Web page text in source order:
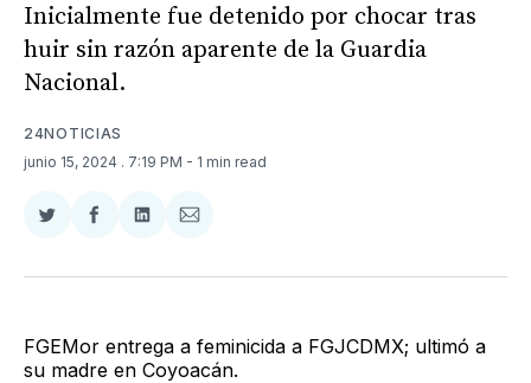
Inicialmente fue detenido por chocar tras
huir sin razón aparente de la Guardia
Nacional.
24NOTICIAS
junio 15, 2024 . 7:19 PM - 1 min read
Compartir
Twitter
Compartir
Facebook
Compartir
LinkedIn
Compartir
Email
FGEMor entrega a feminicida a FGJCDMX; ultimó a
su madre en Coyoacán.